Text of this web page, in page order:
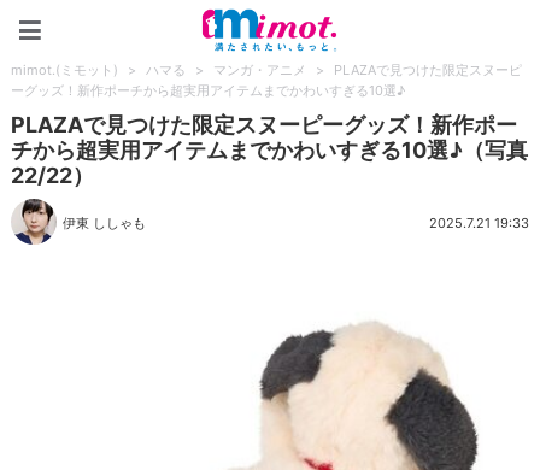
mimot.(ミモット) > ハマる > マンガ・アニメ >
PLAZAで見つけた限定スヌーピ
ーグッズ！新作ポーチから超実用アイテムまでかわいすぎる10選♪
PLAZAで見つけた限定スヌーピーグッズ！新作ポー
チから超実用アイテムまでかわいすぎる10選♪（写真
22/22）
伊東 ししゃも 2025.7.21 19:33